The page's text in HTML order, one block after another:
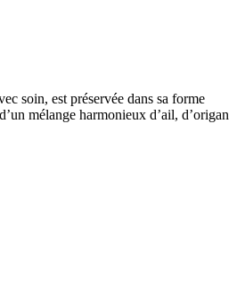
soin, est préservée dans sa forme
mélange harmonieux d’ail, d’origan